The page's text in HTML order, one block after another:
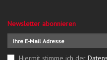
Newsletter abonnieren
Hiermit stimme ich der